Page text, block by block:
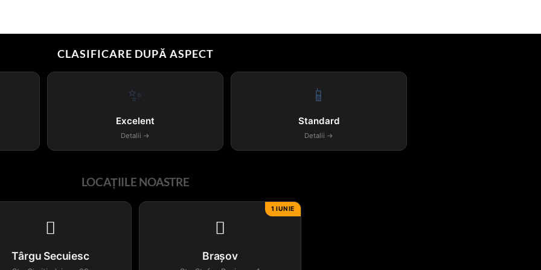
CLASIFICARE DUPĂ ASPECT
✨
Excelent
Detalii →
📱
Standard
Detalii →
LOCAȚIILE NOASTRE

Târgu Secuiesc
1 IUNIE

Brașov